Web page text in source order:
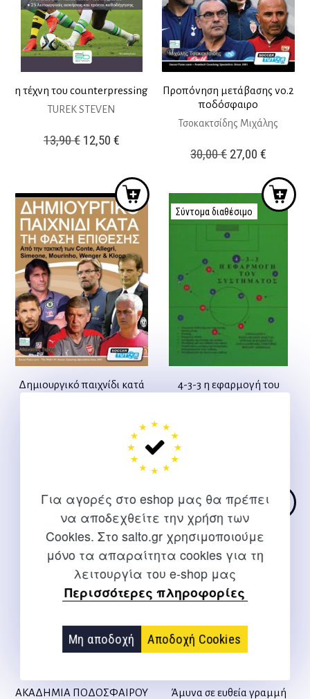
Για αγορές στο eshop μας θα πρέπει
να αποδεχθείτε την χρήση των
Cookies. Στο salto.gr χρησιμοποιούμε
μόνο τα απαραίτητα cookies για τη
λειτουργία του e-shop μας
Περισσότερες πληροφορίες
Μη αποδοχή Αποδοχή Cookies
η τέχνη του counterpressing
TUREK STEVEN
13,90€ Original
13,90 €.
12,50 €Η
τιμή
είναι:
12,50 €.
Προπόνηση μετάβασης νο.2
ποδόσφαιρο
Τσοκακτσίδης Μιχάλης
30,00€ Original
was:
30,00 €.
27,00€
τιμή
είναι:
Δημιουργικό παιχνίδι κατά
was:
28,00 €.
τιμή
είναι:
25,20 €.
Σύντομα διαθέσιμο
4-3-3 η εφαρμογή του
27,00 €.είναι:
Σύντομα διαθέσιμο
ΑΚΑΔΗΜΙΑ ΠΟΔΟΣΦΑΙΡΟΥ
Άμυνα σε ευθεία γραμμή